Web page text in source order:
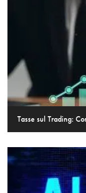
Tasse sul Trading: